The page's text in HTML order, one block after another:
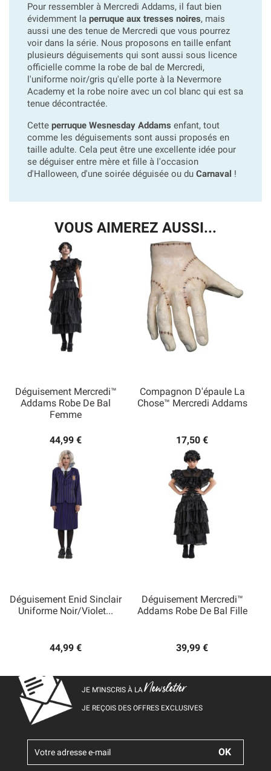
Pour ressembler à Mercredi Addams, il faut bien
évidemment la perruque aux tresses noires, mais
aussi une des tenue de Mercredi que vous pourrez
voir dans la série. Nous proposons en taille enfant
plusieurs déguisements qui sont aussi sous licence
officielle comme la robe de bal de Mercredi,
l'uniforme noir/gris qu'elle porte à la Nevermore
Academy et la robe noire avec un col blanc qui est sa
tenue décontractée.
Cette perruque Wesnesday Addams enfant, tout
comme les déguisements sont aussi proposés en
taille adulte. Cela peut être une excellente idée pour
se déguiser entre mère et fille à l'occasion
d'Halloween, d'une soirée déguisée ou du Carnaval !
VOUS AIMEREZ AUSSI...
Déguisement Mercredi™
Addams Robe De Bal
Femme
44,99 €
Compagnon D'épaule La
Chose™ Mercredi Addams
17,50 €
Déguisement Enid Sinclair
Uniforme Noir/violet...
44,99 €
Déguisement Mercredi™
Addams Robe De Bal Fille
39,99 €
JE M’INSCRIS À LANewsletter
JE REÇOIS DES OFFRES EXCLUSIVES